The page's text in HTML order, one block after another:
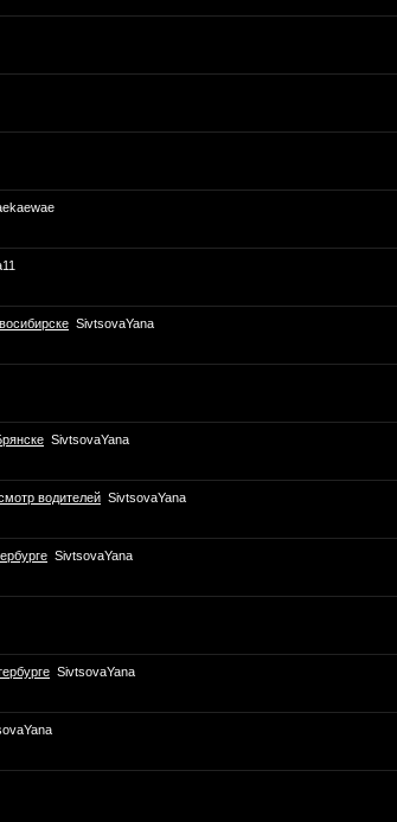
SivtsovaYana
SivtsovaYana
водителей SivtsovaYana
SivtsovaYana
SivtsovaYana